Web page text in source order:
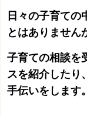
日々の子育ての
とはありません
子育ての相談を
スを紹介したり
手伝いをします